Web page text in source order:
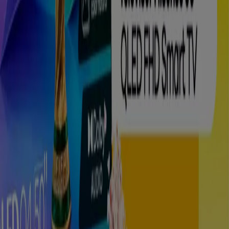
Vence el 8/8Sabaneta
Ofertas Éxito
Vence el 9/8 Sabaneta